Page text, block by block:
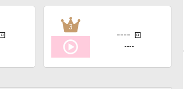
回
3
---- 回
----